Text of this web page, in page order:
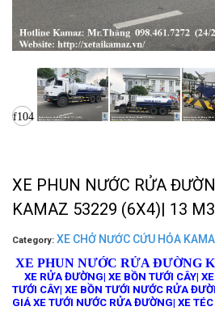
XE PHUN NƯỚC RỬA
KAMAZ 53229 (6X4)| 13
Category: XE CHỞ NƯỚC CỨU HỎA
XE PHUN NƯỚC RỬA ĐƯỜNG
XE RỬA ĐƯỜNG| XE BỒN TƯỚI CÂY|
TƯỚI CÂY| XE BỒN TƯỚI NƯỚC RỬA
GIÁ XE TƯỚI NƯỚC RỬA ĐƯỜNG| XE